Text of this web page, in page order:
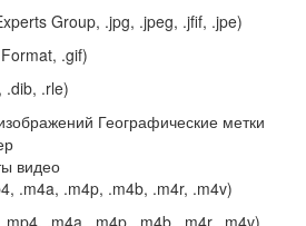
Group, .jpg, .jpeg, .jfif, .jpe)
.gif)
.dib, .rle)
Географические метки
видео
.m4a, .m4p, .m4b, .m4r, .m4v)
.m4a, .m4p, .m4b, .m4r, .m4v)